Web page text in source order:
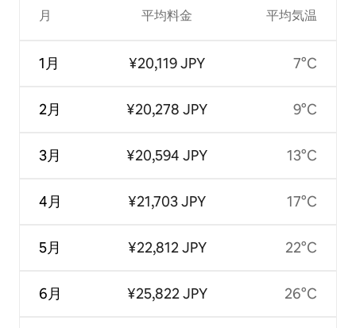
月
1月
2月
3月
4月
5月
6月
平均料金
¥20,119 JPY
¥20,278 JPY
¥20,594 JPY
¥21,703 JPY
¥22,812 JPY
¥25,822 JPY
平均気温
7°C
9°C
13°C
17°C
22°C
26°C